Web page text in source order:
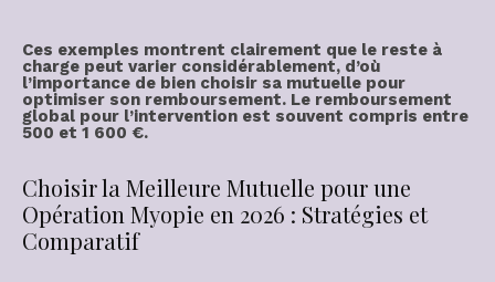
Ces exemples montrent clairement que le reste à
charge peut varier considérablement, d’où
l’importance de bien choisir sa mutuelle pour
optimiser son remboursement. Le remboursement
global pour l’intervention est souvent compris entre
500 et 1 600 €.
Choisir la Meilleure Mutuelle pour une
Opération Myopie en 2026 : Stratégies et
Comparatif